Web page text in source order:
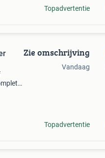
Topadvertentie
Zie omschrijving
Vandaag
Topadvertentie